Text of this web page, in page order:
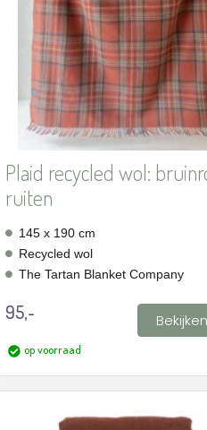
Plaid recycled wol:
ruiten
145 x 190 cm
Recycled wol
The Tartan Blanket Company
95,- Bekijken
op voorraad